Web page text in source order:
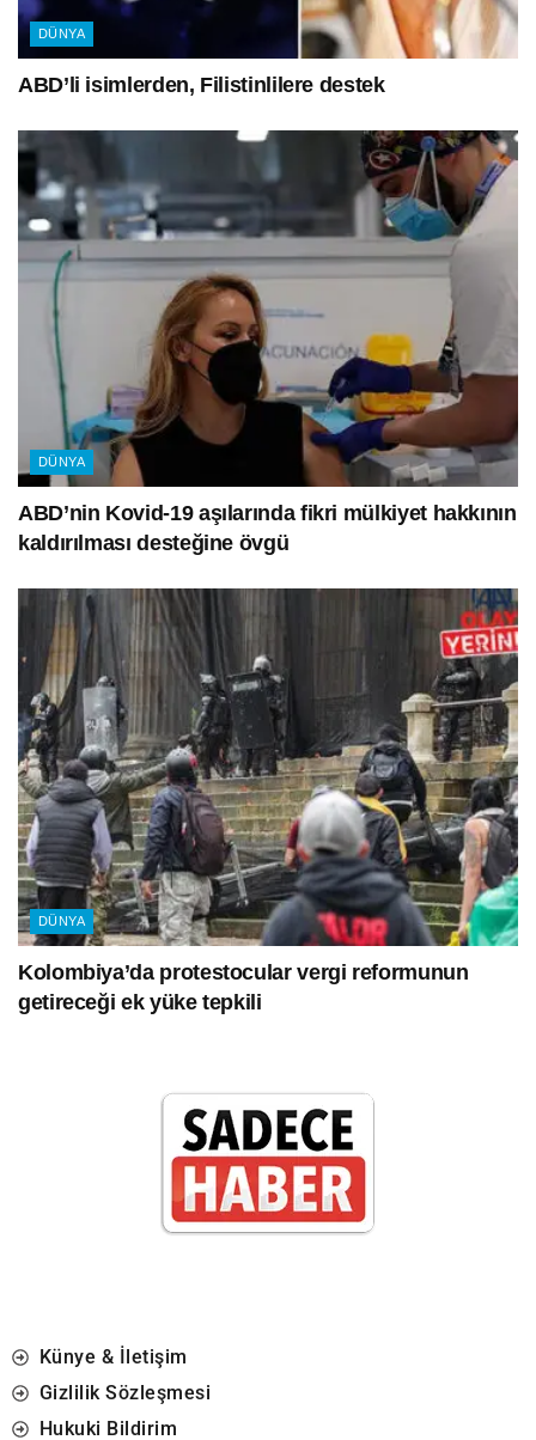
DÜNYA
ABD’li isimlerden, Filistinlilere destek
DÜNYA
ABD’nin Kovid-19 aşılarında fikri mülkiyet hakkının
kaldırılması desteğine övgü
DÜNYA
Kolombiya’da protestocular vergi reformunun
getireceği ek yüke tepkili
Künye & İletişim
Gizlilik Sözleşmesi
Hukuki Bildirim